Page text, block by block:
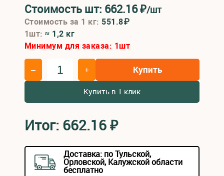
Стоимость шт: 662.16₽/шт
Стоимость за 1 кг: 551.8₽
1шт:≈ 1,2 кг
Минимум для заказа: 1шт
– + Купить
Купить в 1 клик
Итог: 662.16₽
Доставка: по Тульской,
Орловской, Калужской области
бесплатно